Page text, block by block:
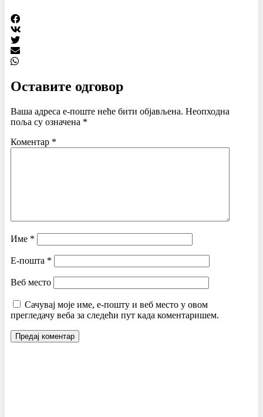
Оставите одговор
Ваша адреса е-поште неће бити објављена. Неопходна
поља су означена *
Коментар *
Име *
Е-пошта *
Веб место
Сачувај моје име, е-пошту и веб место у овом
прегледачу веба за следећи пут када коментаришем.